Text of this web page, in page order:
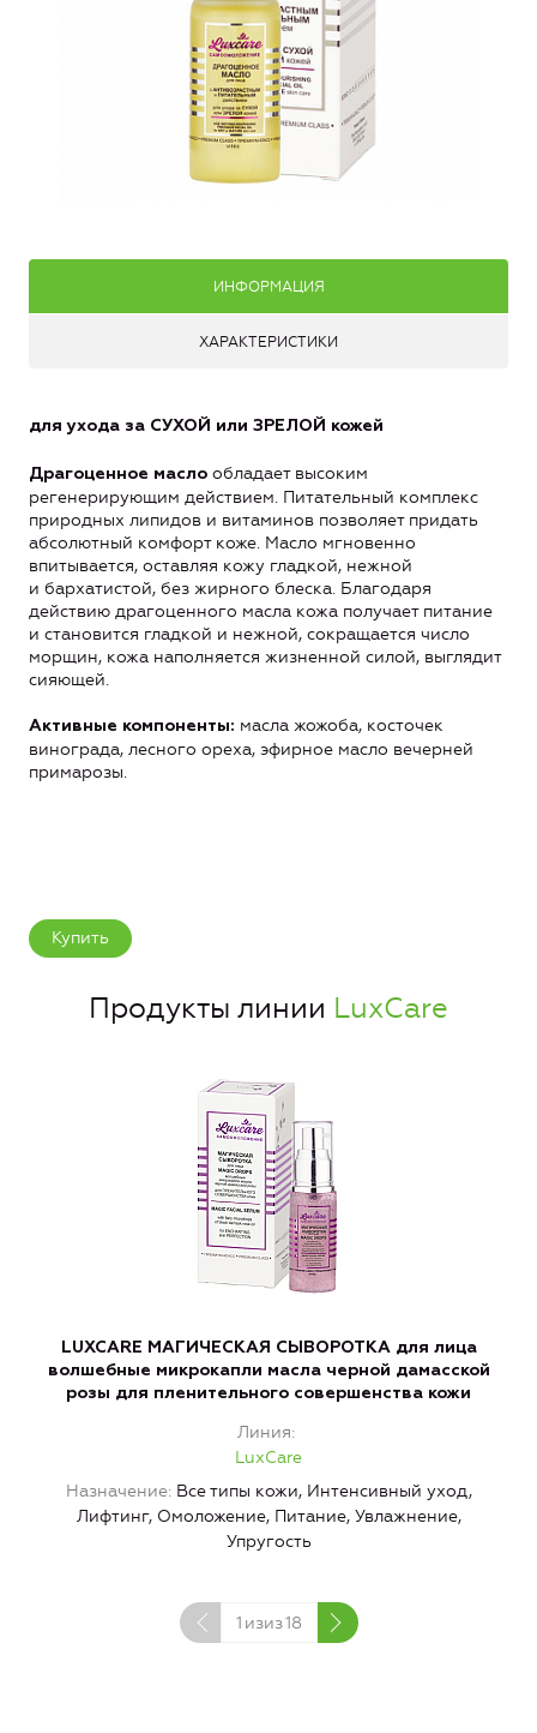
ИНФОРМАЦИЯ
ХАРАКТЕРИСТИКИ
для ухода за СУХОЙ или ЗРЕЛОЙ кожей
Драгоценное масло обладает высоким
регенерирующим действием. Питательный комплекс
природных липидов и витаминов позволяет придать
абсолютный комфорт коже. Масло мгновенно
впитывается, оставляя кожу гладкой, нежной
и бархатистой, без жирного блеска. Благодаря
действию драгоценного масла кожа получает питание
и становится гладкой и нежной, сокращается число
морщин, кожа наполняется жизненной силой, выглядит
сияющей.
Активные компоненты: масла жожоба, косточек
винограда, лесного ореха, эфирное масло вечерней
примарозы.
Купить
Продукты линии LuxCare
LUXCARE МАГИЧЕСКАЯ СЫВОРОТКА для лица
волшебные микрокапли масла черной дамасской
розы для пленительного совершенства кожи
Линия
LuxCare
Назначение Все типы кожи, Интенсивный уход,
Лифтинг, Омоложение, Питание, Увлажнение,
Упругость
1 изиз18